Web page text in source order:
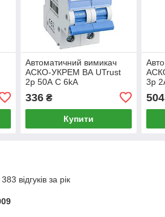
Автоматичний вимикач
АСКО-УКРЕМ ВА UTrust
2р 50А С 6kА
336₴
Купити
3р
504
відгуків за рік